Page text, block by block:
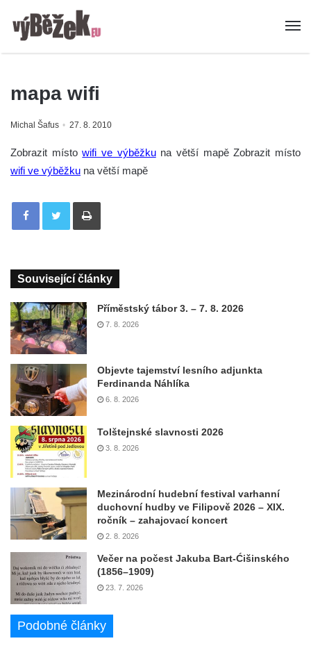
mapa wifi
Michal Šafus 27. 8. 2010
Zobrazit místowifi ve výběžkuna větší mapě Zobrazit místo
wifi ve výběžku na větší mapě
Tisknout
Související články
Příměstský tábor 3. – 7. 8. 2026
7. 8. 2026
Objevte tajemství lesního adjunkta
Ferdinanda Náhlíka
6. 8. 2026
Tolštejnské slavnosti 2026
3. 8. 2026
Mezinárodní hudební festival varhanní
duchovní hudby ve Filipově 2026 – XIX.
ročník – zahajovací koncert
2. 8. 2026
Večer na počest Jakuba Bart-Ćišinského
(1856–1909)
23. 7. 2026
Podobné články